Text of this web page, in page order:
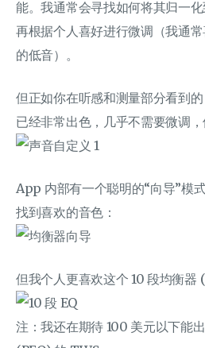
能。我通常会寻找如何将其归一
再根据个人喜好进行微调（我通
的低音）。
但正如你在听感和测量部分看到
已经非常出色，几乎不需要微调
App 内部有一个聪明的“向导”模
找到喜欢的音色：
但我个人更喜欢这个 10 段均衡器
注：我还在期待 100 美元以下能